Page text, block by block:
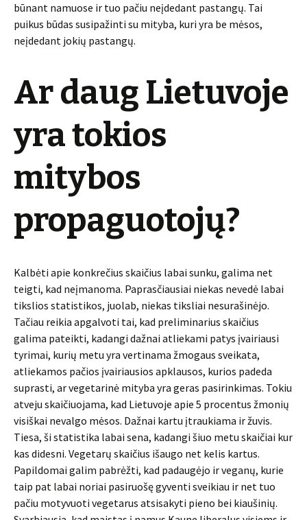
būnant namuose ir tuo pačiu neįdedant pastangų. Tai
puikus būdas susipažinti su mityba, kuri yra be mėsos,
neįdedant jokių pastangų.
Ar daug Lietuvoje
yra tokios
mitybos
propaguotojų?
Kalbėti apie konkrečius skaičius labai sunku, galima net
teigti, kad neįmanoma. Paprasčiausiai niekas nevedė labai
tikslios statistikos, juolab, niekas tiksliai nesurašinėjo.
Tačiau reikia apgalvoti tai, kad preliminarius skaičius
galima pateikti, kadangi dažnai atliekami patys įvairiausi
tyrimai, kurių metu yra vertinama žmogaus sveikata,
atliekamos pačios įvairiausios apklausos, kurios padeda
suprasti, ar vegetarinė mityba yra geras pasirinkimas. Tokiu
atveju skaičiuojama, kad Lietuvoje apie 5 procentus žmonių
visiškai nevalgo mėsos. Dažnai kartu įtraukiama ir žuvis.
Tiesa, ši statistika labai sena, kadangi šiuo metu skaičiai kur
kas didesni. Vegetarų skaičius išaugo net kelis kartus.
Papildomai galim pabrėžti, kad padaugėjo ir veganų, kurie
taip pat labai noriai pasiruošę gyventi sveikiau ir net tuo
pačiu motyvuoti vegetarus atsisakyti pieno bei kiaušinių.